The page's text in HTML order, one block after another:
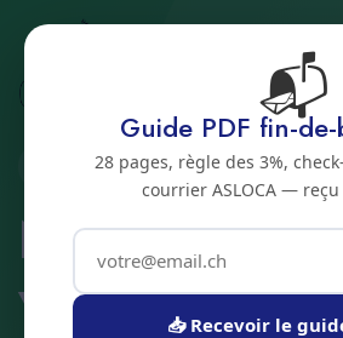
Nettoyage de veranda
Bienne
2500 · JURA BERNOIS
Nettoyage
veranda a
📬
Guide PDF fin-
28 pages, règle des 3%,
courrier ASLOCA —
📥 Recevoir le